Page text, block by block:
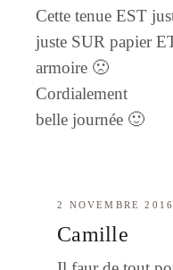
Cette tenue EST
juste SUR papier
armoire 🙁
Cordialement
belle journée 🙂
2 NOVEMBRE 2016
Camille